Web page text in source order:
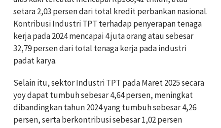
setara 2,03 persen dari total kredit perbankan nasional.
Kontribusi Industri TPT terhadap penyerapan tenaga
kerja pada 2024 mencapai 4 juta orang atau sebesar
32,79 persen dari total tenaga kerja pada industri
padat karya.
Selain itu, sektor Industri TPT pada Maret 2025 secara
yoy dapat tumbuh sebesar 4,64 persen, meningkat
dibandingkan tahun 2024 yang tumbuh sebesar 4,26
persen, serta berkontribusi sebesar 1,02 persen